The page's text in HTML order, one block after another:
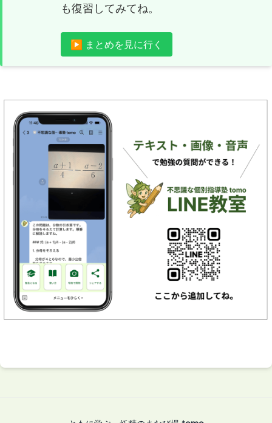
も復習してみてね。
▶ まとめを見に行く